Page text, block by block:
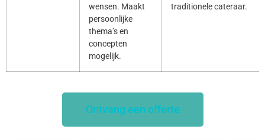
wensen. Maakt
persoonlijke
thema’s en
concepten
mogelijk.
traditionele cateraar.
Ontvang een offerte